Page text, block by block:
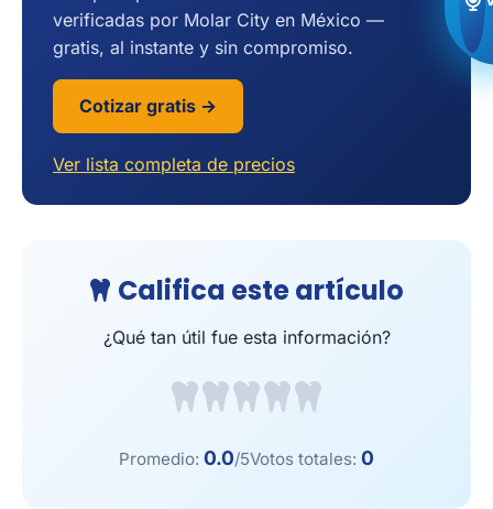
verificadas por Molar City en México —
gratis, al instante y sin compromiso.
Cotizar gratis →
Ver lista completa de precios
Califica este artículo
¿Qué tan útil fue esta información?
Promedio: 0.0/5Votos totales: 0